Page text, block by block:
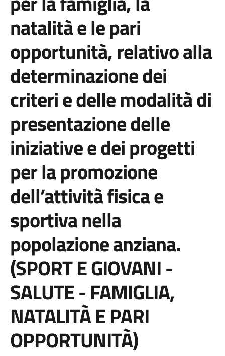
natalità e le pari
opportunità, relativo alla
determinazione dei
criteri e delle modalità di
presentazione delle
iniziative e dei progetti
per la promozione
dell’attività fisica e
sportiva nella
popolazione anziana.
(SPORT E GIOVANI -
SALUTE - FAMIGLIA,
NATALITÀ E PARI
OPPORTUNITÀ)